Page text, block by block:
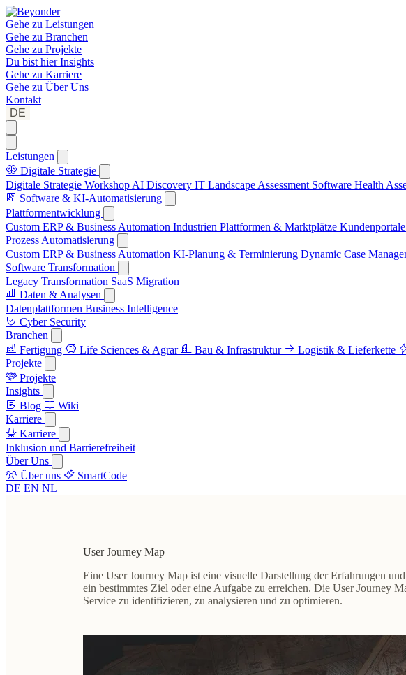
Gehe zu Leistungen
Gehe zu Branchen
Gehe zu Projekte
Du bist hierInsights
Gehe zu Karriere
Gehe zu Über Uns
Kontakt
DE
Leistungen
Digitale Strategie
Digitale Strategie Workshop AI Discovery IT Landscape Assessment Software Health
Software & KI-Automatisierung
Plattformentwicklung
Custom ERP & Business Automation Industrien Plattformen & Marktplätze Kundenportale
Prozess Automatisierung
Custom ERP & Business Automation KI-Planung & Terminierung Dynamic Case
Software Transformation
Legacy Transformation SaaS Migration
Daten & Analysen
Datenplattformen Business Intelligence
Cyber Security
Branchen
Fertigung
Life Sciences & Agrar Bau & Infrastruktur Logistik & Lieferkette
Projekte
Projekte
Insights
Blog
Wiki
Karriere
Karriere
Inklusion und Barrierefreiheit
Über Uns
Über uns
SmartCode
DE EN NL
User Journey Map
Eine User Journey Map ist eine visuelle Darstellung der Erfahrungen
ein bestimmtes Ziel oder eine Aufgabe zu erreichen. Die User Journey
Service zu identifizieren, zu analysieren und zu optimieren.